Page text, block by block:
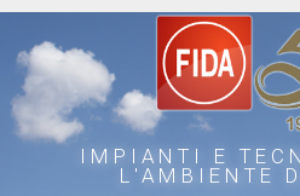
IMPIANTI E
L'AMBIENTE